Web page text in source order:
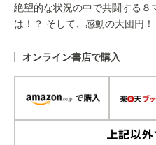
絶望的な状況の中で共闘する
は！？ そして、感動の大団円！
オンライン書店で購入